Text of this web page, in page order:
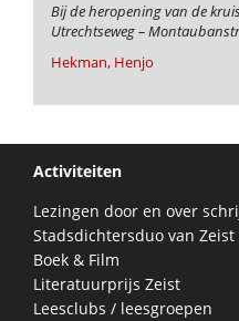
Bij de heropening van de
Utrechtseweg –
Hekman, Henjo
Activiteiten
Lezingen door en over
Stadsdichtersduo van Zeist
Boek & Film
Literatuurprijs Zeist
Leesclubs / leesgroepen